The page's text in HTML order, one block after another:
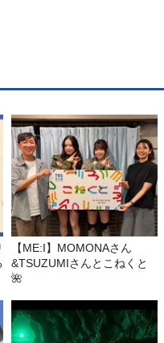
【ME:I】MOMONAさん
&TSUZUMIさんとこねくと
🌺